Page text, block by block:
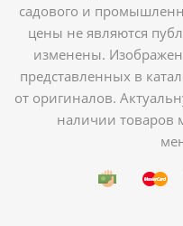
садового и
цены не являются
изменены.
представленных в
от оригиналов.
наличии товаров